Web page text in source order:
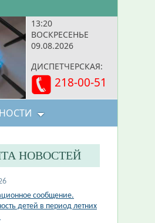
13:20
ВОСКРЕСЕНЬЕ
09.08.2026
ДИСПЕТЧЕРСКАЯ:
218-00-51
НОВОСТЕЙ
сообщение.
детей в период летних